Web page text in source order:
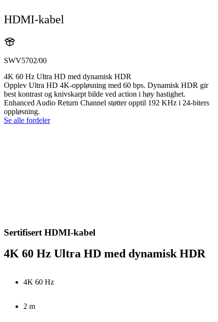
HDMI-kabel
SWV5702/00
4K 60 Hz Ultra HD med dynamisk HDR
Opplev Ultra HD 4K-oppløsning med 60 bps. Dynamisk HDR gir
best kontrast og knivskarpt bilde ved action i høy hastighet.
Enhanced Audio Return Channel støtter opptil 192 KHz i 24-biters
oppløsning.
Se alle fordeler
Sertifisert HDMI-kabel
4K 60 Hz Ultra HD med dynamisk HDR
4K 60 Hz
2 m